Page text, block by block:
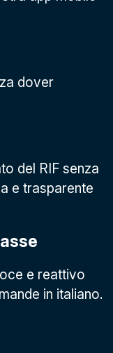
dover
del RIF senza
e trasparente
e reattivo
in italiano.